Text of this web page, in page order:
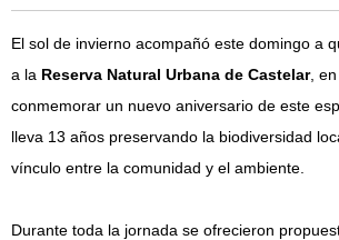
El sol de invierno acompañó este domingo a
a la Reserva Natural Urbana de Castelar, en
conmemorar un nuevo aniversario de este
lleva 13 años preservando la biodiversidad
vínculo entre la comunidad y el ambiente.
Durante toda la jornada se ofrecieron